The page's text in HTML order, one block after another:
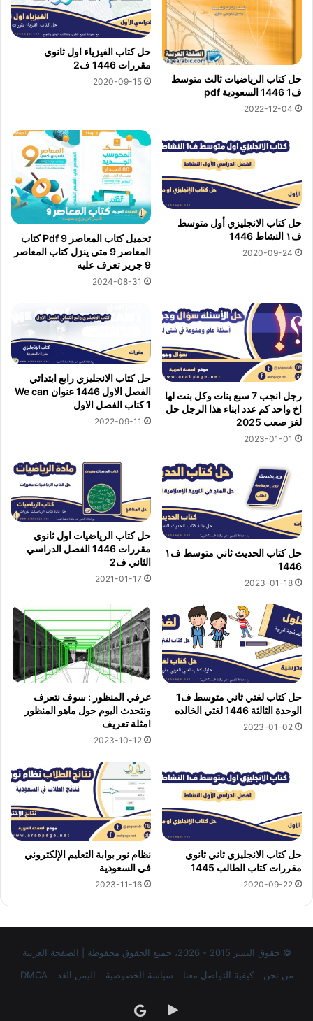
حل كتاب الرياضيات ثالث متوسط
ف1 1446 السعودية pdf
2022-12-04
حل كتاب الفيزياء اول ثانوي
مقررات 1446 ف2
2020-09-15
حل كتاب الانجليزي أول متوسط
ف١ النشاط 1446
2020-09-24
تحميل كتاب المعاصر 9 Pdf كتاب
المعاصر 9 متى ينزل كتاب المعاصر
9 جرير تعرف عليه
2024-08-31
رجل انجب 7 سبع بنات وكل بنت لها
اخ واحد كم عدد ابناء هذا الرجل حل
لغز صعب 2025
2023-01-01
حل كتاب الانجليزي رابع ابتدائي
الفصل الاول 1446 عنوان We can
1 كتاب الفصل الاول
2022-09-11
حل كتاب الحديث ثاني متوسط ف١
1446
2023-01-18
حل كتاب الرياضيات اول ثانوي
مقررات 1446 الفصل الدراسي
الثاني ف2
2021-01-17
حل كتاب لغتي ثاني متوسط ف1
الوحدة الثالثة 1446 لغتي الخالده
2023-01-02
عرفي المنظور : سوف نتعرف
ونتحدث اليوم حول ماهو المنظور
امثلة تعريف
2023-10-12
حل كتاب الانجليزي ثاني ثانوي
مقررات كتاب الطالب 1445
2020-09-22
نظام نور بوابة التعليم الإلكتروني
في السعودية
2023-11-16
© حقوق النشر 2015 - 2026، جميع الحقوق محفوظة | الصفحة العربية
من نحن
كيفية التواصل معنا سياسة الخصوصية اليمن الغد DMCA
‏Google
google